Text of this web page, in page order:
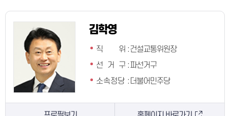
김학영
직 위
:건설교통위원장
선 거 구 :파선거구
소속정당 : 더불어민주당